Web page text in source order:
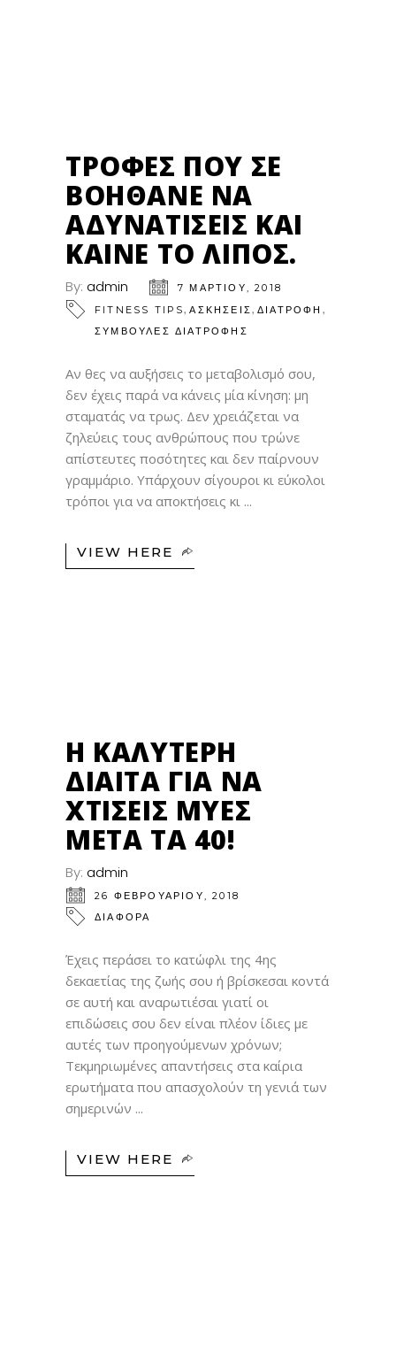
ΤΡΟΦΈΣ ΠΟΥ ΣΕ
ΒΟΗΘΆΝΕ ΝΑ
ΑΔΥΝΑΤΊΣΕΙΣ ΚΑΙ
ΚΑΊΝΕ ΤΟ ΛΊΠΟΣ.
By: admin
7 ΜΑΡΤΊΟΥ, 2018
FITNESS TIPS,ΑΣΚΗΣΕΙΣ,ΔΙΑΤΡΟΦΗ ,
ΣΥΜΒΟΥΛΕΣ ΔΙΑΤΡΟΦΗΣ
Αν θες να αυξήσεις το μεταβολισμό σου,
δεν έχεις παρά να κάνεις μία κίνηση: μη
σταματάς να τρως. Δεν χρειάζεται να
ζηλεύεις τους ανθρώπους που τρώνε
απίστευτες ποσότητες και δεν παίρνουν
γραμμάριο. Υπάρχουν σίγουροι κι εύκολοι
τρόποι για να αποκτήσεις κι
VIEW HERE
Η ΚΑΛΎΤΕΡΗ
ΔΊΑΙΤΑ ΓΙΑ ΝΑ
ΧΤΊΣΕΙΣ ΜΎΕΣ
ΜΕΤΆ ΤΑ 40!
By: admin
26 ΦΕΒΡΟΥΑΡΊΟΥ, 2018
ΔΙΑΦΟΡΑ
Έχεις περάσει το κατώφλι της 4ης
δεκαετίας της ζωής σου ή βρίσκεσαι κοντά
σε αυτή και αναρωτιέσαι γιατί οι
επιδώσεις σου δεν είναι πλέον ίδιες με
αυτές των προηγούμενων χρόνων;
Τεκμηριωμένες απαντήσεις στα καίρια
ερωτήματα που απασχολούν τη γενιά των
σημερινών
VIEW HERE